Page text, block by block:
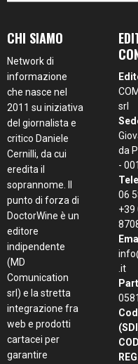
CHI SIAMO
Network di
informazione
che nasce nel
2011 su iniziativa
del giornalista e
critico Daniele
Cernilli, da cui
eredita il
soprannome. Il
punto di forza di
DoctorWine è un
editore
indipendente
(MD
Comunication
srl) e la stretta
integrazione fra
web e prodotti
cartacei per
garantire
srl
da
-
06
+39
.it